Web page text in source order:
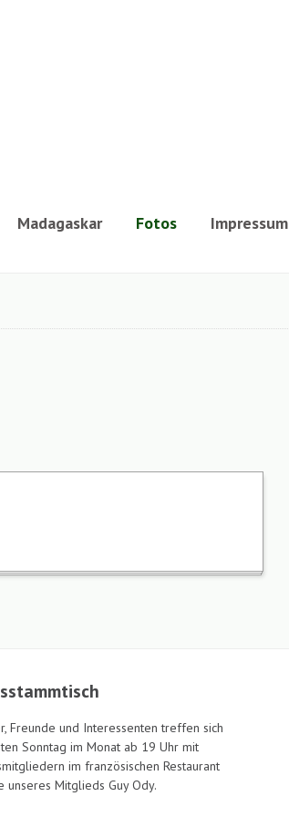
Madagaskar Fotos Impressum
Freunde und Interessenten treffen sich
Sonntag im Monat ab 19 Uhr mit
im französischen Restaurant
unseres Mitglieds Guy Ody.